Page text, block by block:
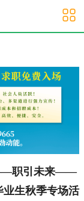
——职引未来——
业生秋季专场活